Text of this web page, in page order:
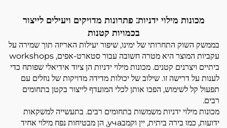
מכונות מילוי ידניות: פתרונות מדויקים ויעילים לייצור
בכמויות קטנות
בממשק השוק התחרותי של ימינו, שיפור יעילות האריזה תוך שמירה על
עקביות המוצר היא מטרה חשובה עבור סטארט-אפים, workshops
ביתיים ויצרנים קטנים. מכונות מילוי ידניות הן ציוד אידיאלי שפותח כדי
לענות על דרישה זו. שילוב של יכולות מדידה מדויקות של נוזלים עם
תפעול קל לשימוש, הפכו אותן לכלי המועדף לייצור בקטן בתחומים
רבים.
מכונות מילוי ידניות משמשות בתחומים רבים. בתעשייה למשקאות
ידועות, כמו בירה ביתית, יין וקמבуча, הן מבטיחות נפח מילוי אחיד